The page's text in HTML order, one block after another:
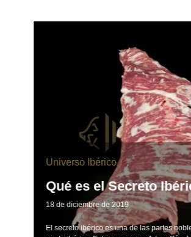
Universo Ibérico
Qué es el Secreto Ibérico
18 de diciembre de 2019
El secreto ibérico es una de las partes nobles